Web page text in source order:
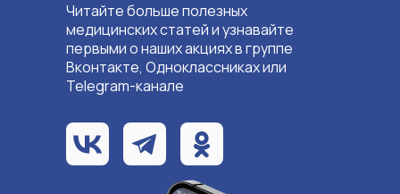
Читайте больше полезных
медицинских статей и узнавайте
первыми о наших акциях в группе
Вконтакте, Одноклассниках или
Telegram-канале